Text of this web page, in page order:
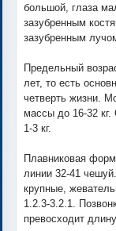
большой, глаза
зазубренным
зазубренным
Предельный
лет, то есть
четверть жизни.
массы до 16-32
1-3 кг.
Плавниковая
линии 32-41
крупные,
1.2.3-3.2.1.
превосходит